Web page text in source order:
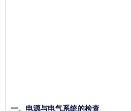
一、电源与电气系统的检查